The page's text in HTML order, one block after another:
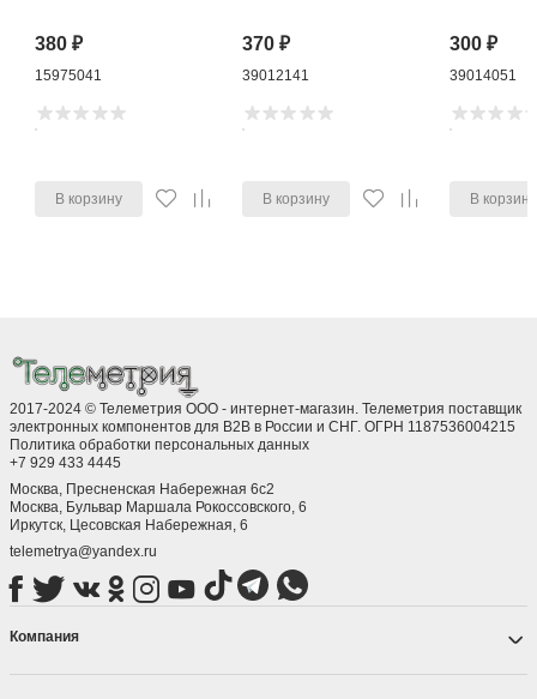
380₽
15975041
В корзину
370₽
39012141
В корзину
300₽
39014051
В корзину
2017-2024 © Телеметрия ООО - интернет-магазин. Телеметрия поставщик
электронных компонентов для B2B в России и СНГ. ОГРН 1187536004215
Политика обработки персональных данных
+7 929 433 4445
Москва, Пресненская Набережная 6с2
Москва, ​Бульвар Маршала Рокоссовского, 6
Иркутск, ​Цесовская Набережная, 6
telemetrya@yandex.ru
Компания